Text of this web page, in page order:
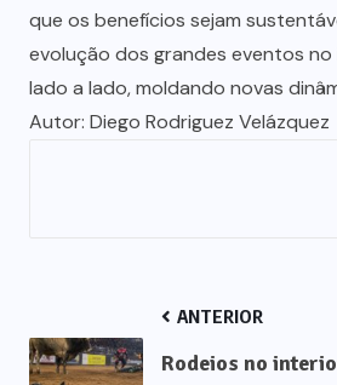
que os benefícios sejam
evolução dos grandes eventos
lado a lado, moldando novas
Autor: Diego Rodriguez Velázquez
ANTERIOR
Rodeios no